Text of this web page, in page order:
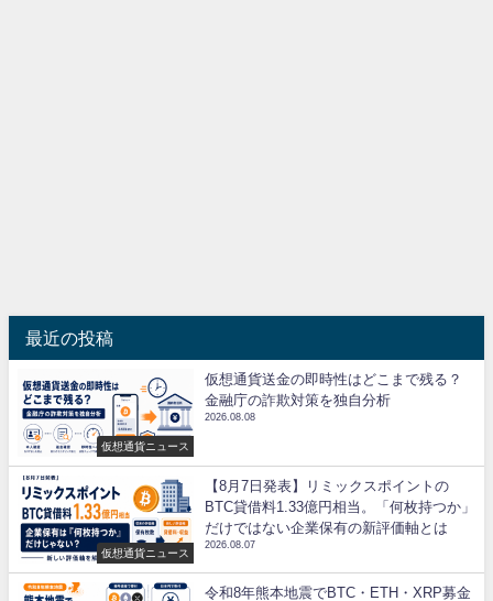
最近の投稿
仮想通貨ニュース
仮想通貨送金の即時性はどこまで残る？
金融庁の詐欺対策を独自分析
2026.08.08
仮想通貨ニュース
【8月7日発表】リミックスポイントの
BTC貸借料1.33億円相当。「何枚持つか」
だけではない企業保有の新評価軸とは
2026.08.07
令和8年熊本地震でBTC・ETH・XRP募金